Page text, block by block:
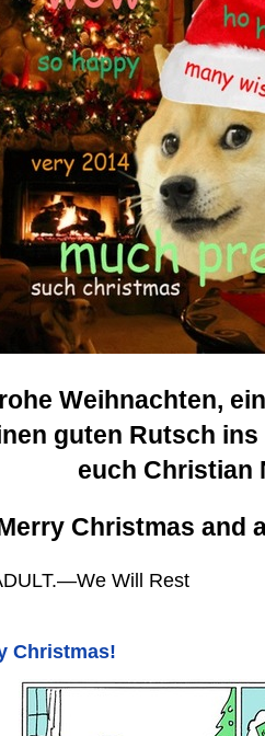
Weihnachten,
guten Rutsch
euch Christian
Christmas and
Will Rest
Christmas!